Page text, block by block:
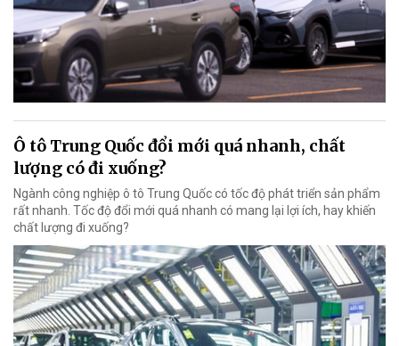
Ô tô Trung Quốc đổi mới quá nhanh, chất
lượng có đi xuống?
Ngành công nghiệp ô tô Trung Quốc có tốc độ phát triển sản phẩm
rất nhanh. Tốc độ đổi mới quá nhanh có mang lại lợi ích, hay khiến
chất lượng đi xuống?